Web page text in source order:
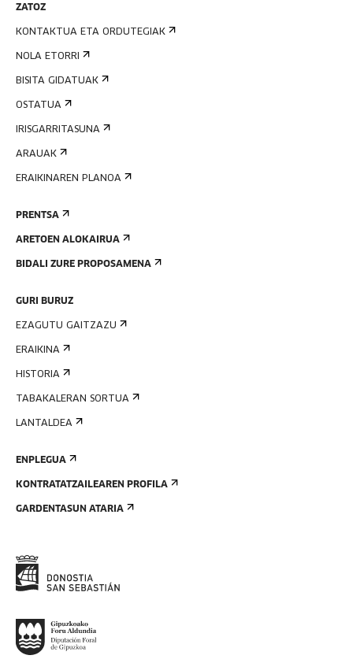
ZATOZ
KONTAKTUA ETA ORDUTEGIAK
NOLA ETORRI
BISITA GIDATUAK
OSTATUA
IRISGARRITASUNA
ARAUAK
ERAIKINAREN PLANOA
PRENTSA
ARETOEN ALOKAIRUA
BIDALI ZURE PROPOSAMENA
GURI BURUZ
EZAGUTU GAITZAZU
ERAIKINA
HISTORIA
TABAKALERAN SORTUA
LANTALDEA
ENPLEGUA
KONTRATATZAILEAREN PROFILA
GARDENTASUN ATARIA